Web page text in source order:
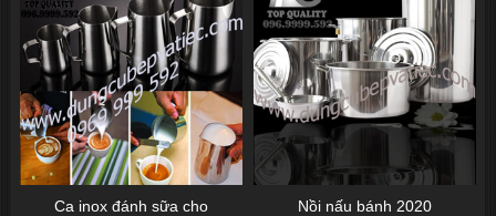
Ca inox đánh sữa cho
Nồi nấu bánh 2020